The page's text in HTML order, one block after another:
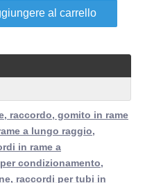
al carrello
raccordo, gomito in rame
a lungo raggio,
in rame a
condizionamento,
raccordi per tubi in